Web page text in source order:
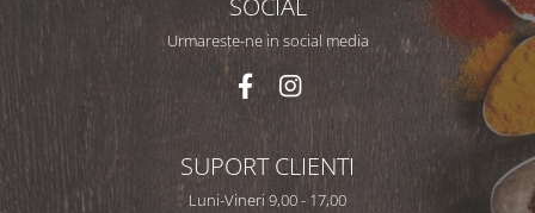
Urmareste-ne in social media
SUPORT CLIENTI
Luni-Vineri 9,00 - 17,00